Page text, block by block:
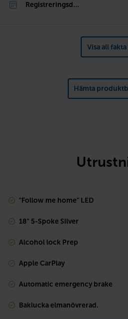
Registreringsd...
Visa all fakta
Hämta
"Follow me home" LED
18" 5-Spoke Silver
Alcohol lock Prep
Apple CarPlay
Automatic emergency brake
Baklucka elmanövrerad.